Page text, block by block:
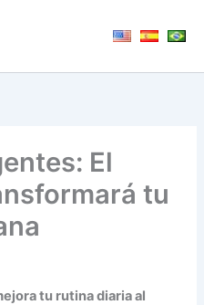
El
tu
tu rutina diaria al